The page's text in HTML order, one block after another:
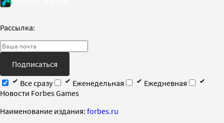
Рассылка:
Подписаться
Все сразу
Еженедельная
Ежедневная
Новости Forbes Games
Наименование издания: forbes.ru